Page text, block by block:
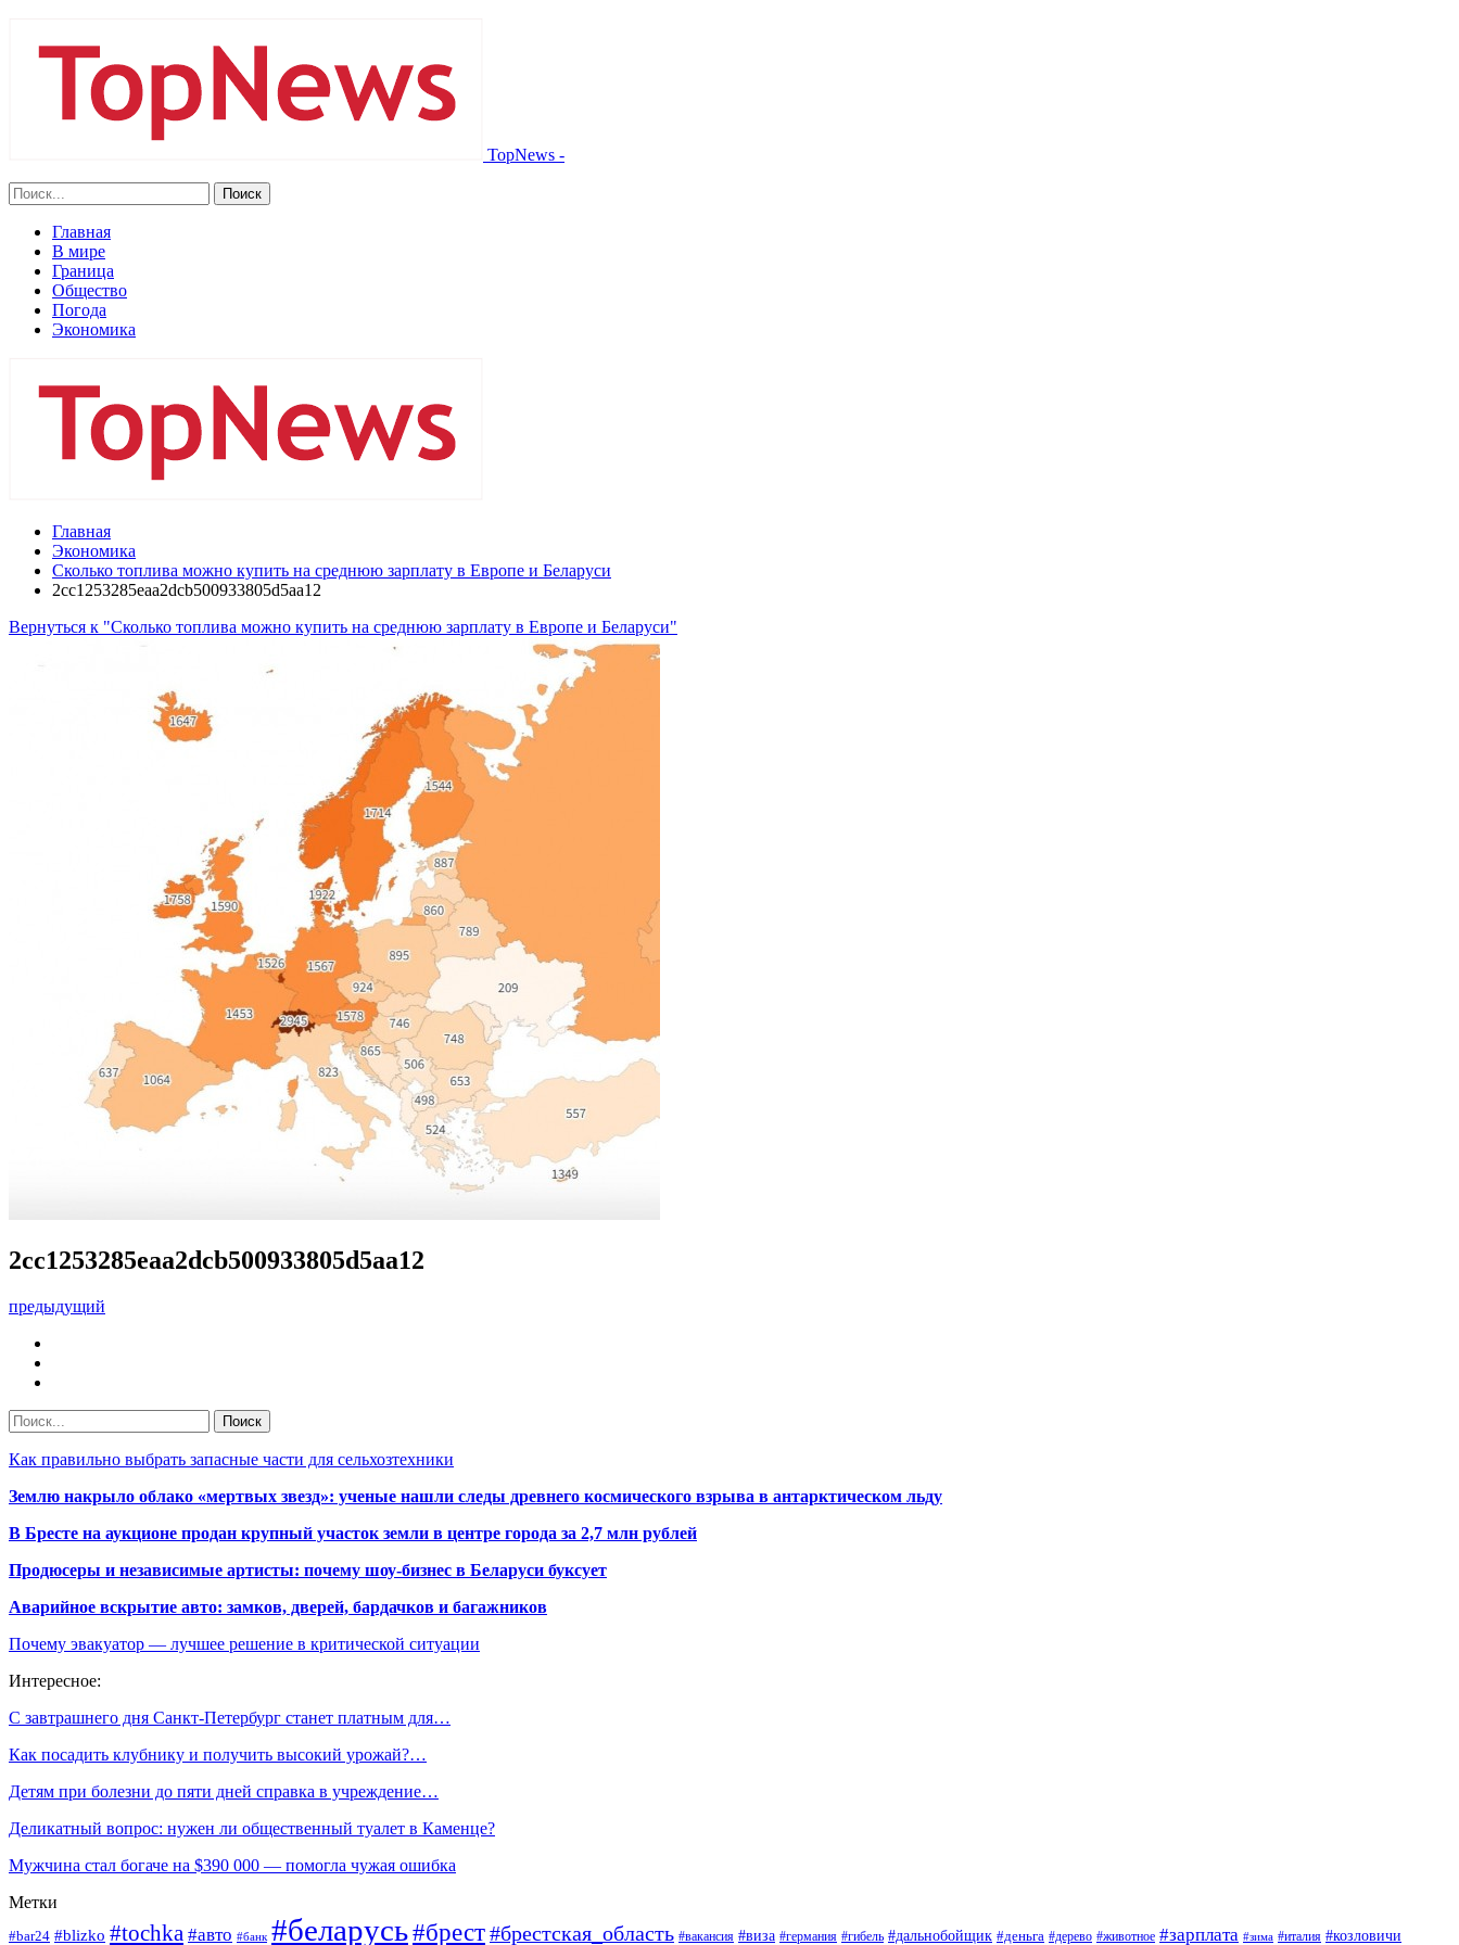
TopNews -
Главная
В мире
Граница
Общество
Погода
Экономика
Главная
Экономика
Сколько топлива можно купить на среднюю зарплату в Европе и Беларуси
2cc1253285eaa2dcb500933805d5aa12
Вернуться к "Сколько топлива можно купить на среднюю зарплату в Европе и Беларуси"
2cc1253285eaa2dcb500933805d5aa12
предыдущий
Как правильно выбрать запасные части для сельхозтехники
Землю накрыло облако «мертвых звезд»: ученые нашли следы древнего космического взрыва в антарктическом льду
В Бресте на аукционе продан крупный участок земли в центре города за 2,7 млн рублей
Продюсеры и независимые артисты: почему шоу-бизнес в Беларуси буксует
Аварийное вскрытие авто: замков, дверей, бардачков и багажников
Почему эвакуатор — лучшее решение в критической ситуации
Интересное:
С завтрашнего дня Санкт-Петербург станет платным для…
Как посадить клубнику и получить высокий урожай?…
Детям при болезни до пяти дней справка в учреждение…
Деликатный вопрос: нужен ли общественный туалет в Каменце?
Мужчина стал богаче на $390 000 — помогла чужая ошибка
Метки
#bar24 #blizko #tochka #авто #банк #беларусь#брест#брестская_область #вакансия #виза #германия #гибель #дальнобойщик #деньга #дерево #животное #зарплата #зима #италия #козловичи